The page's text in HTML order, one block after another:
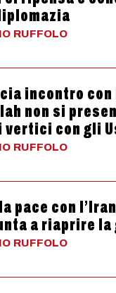
RUFFOLO
incontro con
non si
con gli
RUFFOLO
pace con
a riaprire la
RUFFOLO